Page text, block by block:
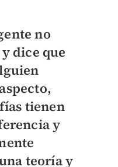
no
dice que
tienen
y
teoría y